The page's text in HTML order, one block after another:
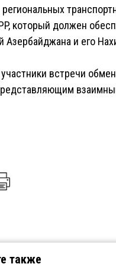
региональных
который должен
Азербайджана и его
встречи
также